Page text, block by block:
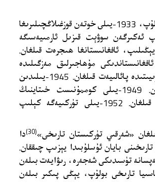
مۇھەممەدئەمىن بۇغرا ئەسلى مەدرىسىنىڭ مۇدەررىسى بولۇپ، 1933-يىلى خوتەن قوزغىلاڭچىلىرىغا
قىلىپ ئەكىرگەن سوۋېت قىزىل ئارمىيەسىگە
ئافغانىستانغا ھىجرەت قىلغان.
مۇھاجىرلىق مەزگىلىدە
يازغان. 1943-يىلىدىن باشلاپ مىللەتچى خىتاي جۇمھۇرىيىتىدە پائالىيەت قىلغان. 1945-يىلىدىن
باشلاپ شىنجاڭ ئۆلكىلىك ھۆكۈمەتتە ۋەزىپە ئۆتىگەن. 1949-يىلى كوممۇنىست خىتاينىڭ
ئەسكەرلىرى شىنجاڭغا كىرگەندە، كەشمىرگە ھىجرەت قىلغان. 1952-يىلى تۈركىيەگە كېلىپ
«شەرقىي تۈركىستان تارىخى»(30)
دا
بايان ئۇسلۇبىدا يېزىپ چىققان.
تۈسىدىكى شەجەرە، رىۋايەت بىلەن
تارىخى بولۇپ، يېڭى پىكىر بىلەن